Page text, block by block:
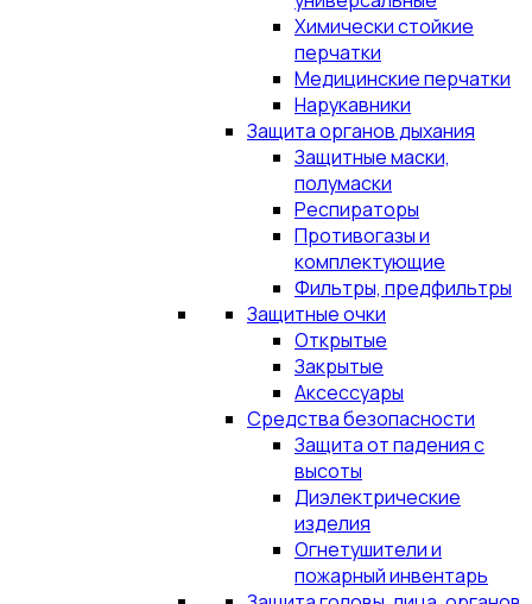
Химически стойкие
перчатки
Медицинские перчатки
Нарукавники
Защита органов дыхания
Защитные маски,
полумаски
Респираторы
Противогазы и
комплектующие
Фильтры, предфильтры
Защитные очки
Открытые
Закрытые
Аксессуары
Средства безопасности
Защита от падения с
высоты
Диэлектрические
изделия
Огнетушители и
пожарный инвентарь